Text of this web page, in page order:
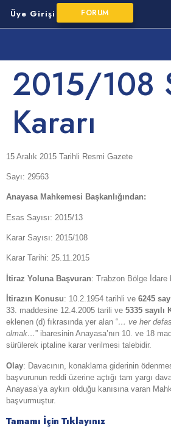
Üye Girişi FORUM
2015/108
Kararı
15 Aralık 2015 Tarihli Resmi Gazete
Sayı: 29563
Anayasa Mahkemesi Başkanlığından:
Esas Sayısı: 2015/13
Karar Sayısı: 2015/108
Karar Tarihi: 25.11.2015
İtiraz Yoluna Başvuran: Trabzon Bölge İdare
İtirazın Konusu: 10.2.1954 tarihli ve 6245
33. maddesine 12.4.2005 tarili ve 5335 sayılı
eklenen (d) fıkrasında yer alan “… ve her
olmak…” ibaresinin Anayasa’nın 10. ve 18
sürülerek iptaline karar verilmesi talebidir.
Olay: Davacının, konaklama giderinin
başvurunun reddi üzerine açtığı tam yargı
Anayasa’ya aykırı olduğu kanısına varan
başvurmuştur.
Tamamı İçin Tıklayınız